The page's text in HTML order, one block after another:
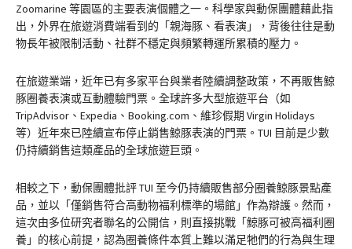
Zoomarine 等園區的主要表演個體之一。科學家與動保團體藉此指
出，外界在旅遊消費端看到的「親海豚、看表演」，背後往往是動
物長年被限制活動、社群不穩定與頻繁轉運所累積的壓力。
在旅遊業端，近年已有多家平台與業者陸續調整政策，不再販售鯨
豚圈養表演或互動體驗門票。全球許多大型旅遊平台（如
TripAdvisor、Expedia、Booking.com、維珍假期 Virgin Holidays
等）近年來已陸續宣布停止銷售鯨豚表演的門票。TUI 目前是少數
仍持續銷售這類產品的全球旅遊巨頭。
相較之下，動保團體批評 TUI 至今仍持續販售部分圈養鯨豚景點產
品，並以「僅銷售符合高動物福利標準的場館」作為辯護。然而，
這次由多位研究者聯名的公開信，則直接挑戰「鯨豚可被高福利圈
養」的核心前提，認為圈養條件本質上難以滿足牠們的行為與生理